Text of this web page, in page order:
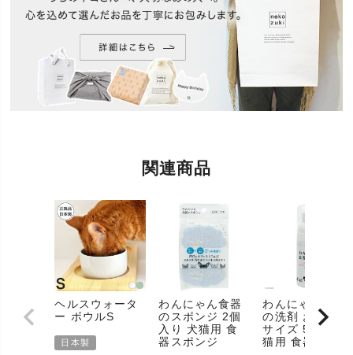
返らない）ので安心・安全、お手入れ簡単(カンタン)
で洗いやすく清潔。
ヘルスウォーターシリーズ
(ヘルスウォーターボウ
ル・ヘルスウォーターフードボウル)は獣医師推薦の
清潔な陶器製の食器です。職人製で長く使える安心
素材の水飲み器は、ペット(猫や犬の)健康を気遣う飼
い主さんへオススメです。「食器を変えたら飲ん
て注目されています。
腎臓ケア/尿石/尿路結石対策）への負担を軽減。水を
あまり飲まない猫さんに日頃から水分を十分に取れ
るよう工夫された食器です。
お手入れ方
ご使用後は台所中性洗剤で柔らかなスポンジか、布
で洗ってください。クレンザーやナイロンたわし(研
磨剤付)で強くこすると、陶器製品にキズがつく原因
になります。また食器洗浄機で洗浄すると、製品を
傷める事があります。
ケアする部
-
関連商品
ヘルスウォータ
ー ボウルS
日本製
わんにゃん食器
のスポンジ 2個
入り 犬猫用 食
器スポンジ
わんにゃん食器
の洗剤 お試し用
サイズ 50ml 犬
猫用 食器用洗剤